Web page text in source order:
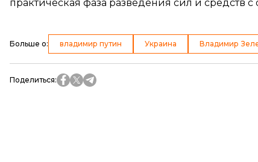
практическая фаза разведения сил и средств с
Больше о: владимир путин Украина Владимир
Поделиться: